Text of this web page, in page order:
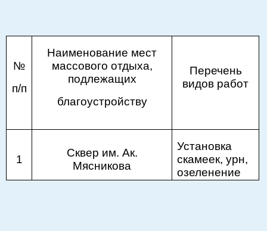
№
п/п
Наименование мест
массового отдыха,
подлежащих
благоустройству
Перечень
видов работ
1
Сквер им. Ак.
Мясникова
Установка
скамеек, урн,
озеленение